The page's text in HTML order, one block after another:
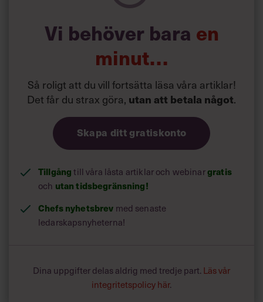
”Det innebär att man är snäll mot sig själv och inte dömer
sig själv så hårt, Ofta är vi själva vår värsta kritiker. Det är
viktigt att lyssna på kroppens signaler och sina egna
behov. Vad behöver jag för att hålla och för att kunna ge
enligtSuntarbetsliv.
Vi behöver bara en
minut…
Så roligt att du vill fortsätta läsa våra artiklar!
Det får du strax göra, utan att betala något.
Skapa ditt gratiskonto
Tillgång till våra låsta artiklar och webinargratis
och utan tidsbegränsning!
Chefs nyhetsbrev med senaste
ledarskapsnyheterna!
Dina uppgifter delas aldrig med tredje part. Läs vår
integritetspolicy här.